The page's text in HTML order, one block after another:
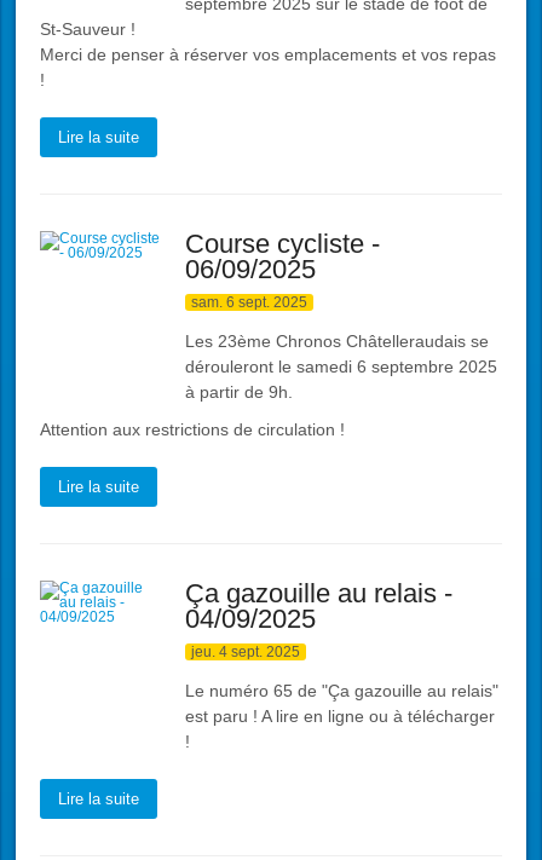
St-Sauveur !
Merci de penser à réserver vos emplacements et vos repas
!
Lire la suite
Course cycliste -
06/09/2025
sam. 6 sept. 2025
Les 23ème Chronos Châtelleraudais se
dérouleront le samedi 6 septembre 2025
à partir de 9h.
Attention aux restrictions de circulation !
Lire la suite
Ça gazouille au relais -
04/09/2025
jeu. 4 sept. 2025
Le numéro 65 de "Ça gazouille au relais"
est paru ! A lire en ligne ou à télécharger
!
Lire la suite